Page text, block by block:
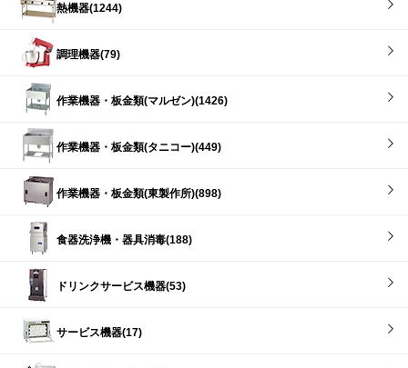
熱機器(1244)
調理機器(79)
作業機器・板金類(マルゼン)(1426)
作業機器・板金類(タニコー)(449)
作業機器・板金類(東製作所)(898)
食器洗浄機・器具消毒(188)
ドリンクサービス機器(53)
サービス機器(17)